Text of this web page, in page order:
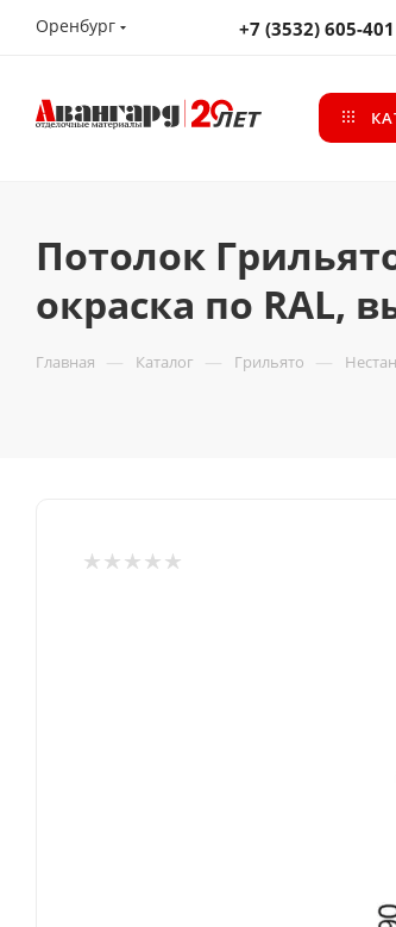
Оренбург +7 (3532) 605-401
Потолок
окраска по RAL,
Главная — Каталог — Грильято —